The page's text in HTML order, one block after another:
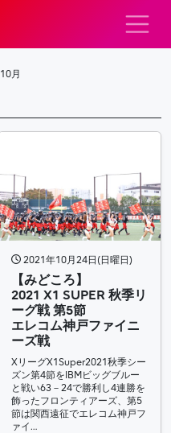
10月
2021年10月24日(日曜日)
【みどころ】
2021 X1 SUPER 秋季リ
ーグ戦 第5節
エレコム神戸ファイニ
ーズ戦
XリーグX1Super2021秋季シー
ズン第4節をIBMビッグブルー
と戦い63－24で勝利し4連勝を
飾ったフロンティアーズ、第5
節は関西遠征でエレコム神戸フ
ァイ…